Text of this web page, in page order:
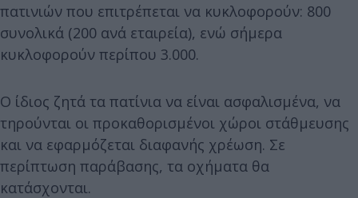
πατινιών που επιτρέπεται να κυκλοφορούν: 800
συνολικά (200 ανά εταιρεία), ενώ σήμερα
κυκλοφορούν περίπου 3.000.
Ο ίδιος ζητά τα πατίνια να είναι ασφαλισμένα, να
τηρούνται οι προκαθορισμένοι χώροι στάθμευσης
και να εφαρμόζεται διαφανής χρέωση. Σε
περίπτωση παράβασης, τα οχήματα θα
κατάσχονται.